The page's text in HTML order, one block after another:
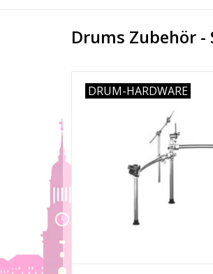
Drums Zubehör -
DRUM-HARDWARE